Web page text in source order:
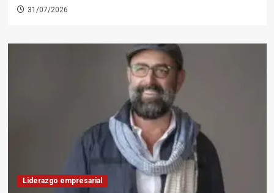
31/07/2026
Liderazgo empresarial